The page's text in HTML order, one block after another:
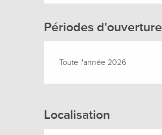
Périodes d'ouverture
Toute l'année 2026
Localisation